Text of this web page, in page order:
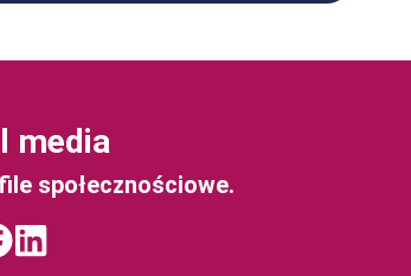
media
społecznościowe.